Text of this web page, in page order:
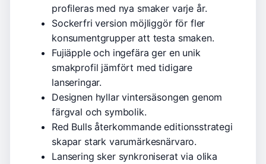
profileras med nya smaker varje år.
Sockerfri version möjliggör för fler
konsumentgrupper att testa smaken.
Fujiäpple och ingefära ger en unik
smakprofil jämfört med tidigare
lanseringar.
Designen hyllar vintersäsongen genom
färgval och symbolik.
Red Bulls återkommande editionsstrategi
skapar stark varumärkesnärvaro.
Lansering sker synkroniserat via olika